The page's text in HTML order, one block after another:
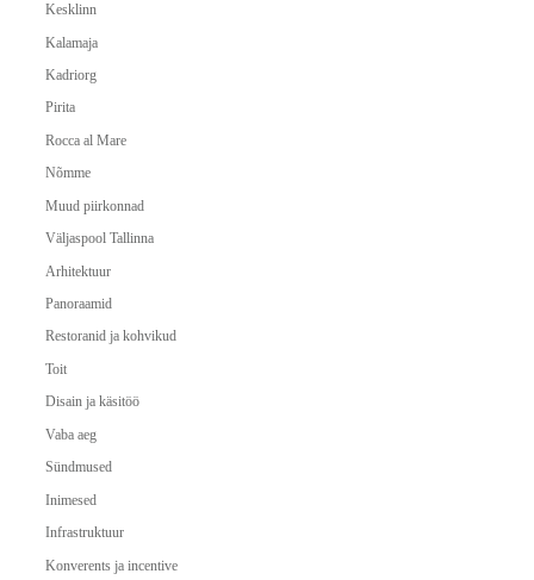
Kesklinn
Kalamaja
Kadriorg
Pirita
Rocca al Mare
Nõmme
Muud piirkonnad
Väljaspool Tallinna
Arhitektuur
Panoraamid
Restoranid ja kohvikud
Toit
Disain ja käsitöö
Vaba aeg
Sündmused
Inimesed
Infrastruktuur
Konverents ja incentive